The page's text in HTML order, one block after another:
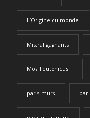
L’Origine du monde
Mistral gagnants
Mos Teutonicus
paris-murs